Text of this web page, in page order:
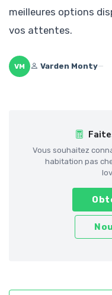
meilleures options
vos attentes.
VM Varden Monty—
Vous souhaitez
habitation pas